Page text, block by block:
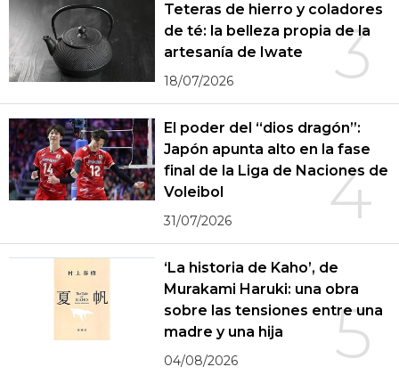
3
Teteras de hierro y coladores
de té: la belleza propia de la
artesanía de Iwate
18/07/2026
4
El poder del “dios dragón”:
Japón apunta alto en la fase
final de la Liga de Naciones de
Voleibol
31/07/2026
5
‘La historia de Kaho’, de
Murakami Haruki: una obra
sobre las tensiones entre una
madre y una hija
04/08/2026